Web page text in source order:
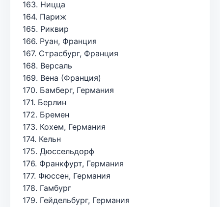
163. Ницца
164. Париж
165. Риквир
166. Руан, Франция
167. Страсбург, Франция
168. Версаль
169. Вена (Франция)
170. Бамберг, Германия
171. Берлин
172. Бремен
173. Кохем, Германия
174. Кельн
175. Дюссельдорф
176. Франкфурт, Германия
177. Фюссен, Германия
178. Гамбург
179. Гейдельбург, Германия